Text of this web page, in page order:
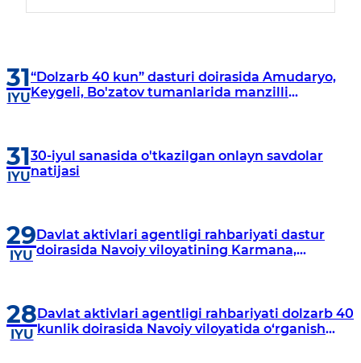
31
IYU
“Dolzarb 40 kun” dasturi doirasida Amudaryo,
Keygeli, Bo'zatov tumanlarida manzilli
31
IYU
30-iyul sanasida o'tkazilgan onlayn savdolar
natijasi
29
IYU
Davlat aktivlari agentligi rahbariyati dastur
doirasida Navoiy viloyatining Karmana,
28
IYU
Davlat aktivlari agentligi rahbariyati dolzarb 40
kunlik doirasida Navoiy viloyatida o‘rganish